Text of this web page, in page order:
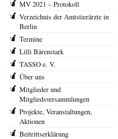
MV 2021 – Protokoll
Verzeichnis der Amtstierärzte in
Berlin
Termine
Lilli Bärenstark
TASSO e. V.
Über uns
Mitglieder und
Mitgliedsversammlungen
Projekte, Veranstaltungen,
Aktionen
Beitrittserklärung